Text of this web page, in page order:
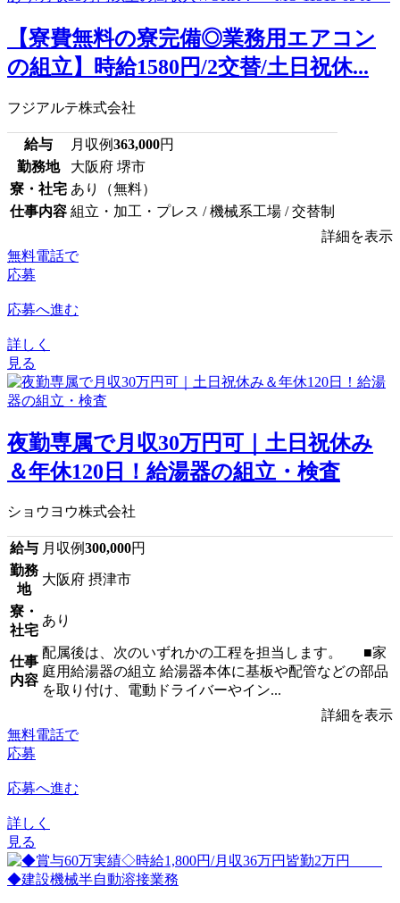
【寮費無料の寮完備◎業務用エアコン
の組立】時給1580円/2交替/土日祝休...
フジアルテ株式会社
給与 月収例363,000円
勤務地
大阪府 堺市
寮・社宅 あり（無料）
仕事内容 組立・加工・プレス / 機械系工場 / 交替制
詳細を表示
無料電話で
応募
応募へ進む
詳しく
見る
夜勤専属で月収30万円可｜土日祝休み
＆年休120日！給湯器の組立・検査
ショウヨウ株式会社
給与 月収例300,000円
勤務
地
大阪府 摂津市
寮・
社宅
あり
仕事
内容
配属後は、次のいずれかの工程を担当します。 ■家
庭用給湯器の組立 給湯器本体に基板や配管などの部品
を取り付け、電動ドライバーやイン...
詳細を表示
無料電話で
応募
応募へ進む
詳しく
見る